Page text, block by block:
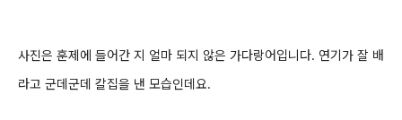
사진은 훈제에 들어간 지 얼마 되지 않은 가다랑어입니다. 연기가 잘 배
라고 군데군데 칼집을 낸 모습인데요.